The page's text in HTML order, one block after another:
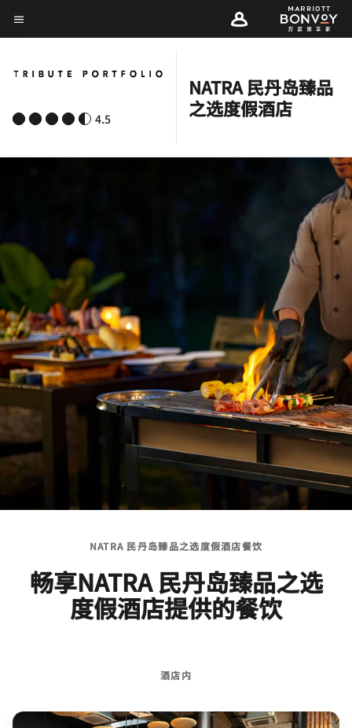
Skip
to
content
菜单文本
4.5
NATRA 民丹岛臻品
之选度假酒店
NATRA 民丹岛臻品之选度假酒店餐饮
畅享NATRA 民丹岛臻品之选
度假酒店提供的餐饮
酒店内